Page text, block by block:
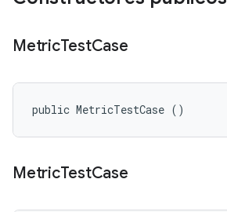
MetricTestCase
public MetricTestCase ()
MetricTestCase